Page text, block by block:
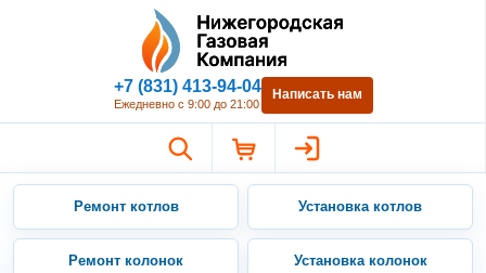
Нижегородская Газовая
+7 (831) 413-94-04
Ежедневно с 9:00 до 21:00
Написать нам
Ремонт котлов Установка котлов
Ремонт колонок Установка колонок